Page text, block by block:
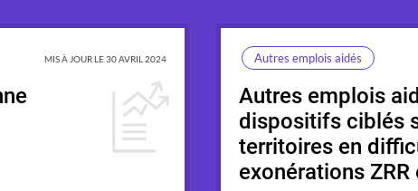
MIS À JOUR LE 30 AVRIL 2024
Autres emplois
dispositifs ciblés
territoires en
exonérations ZRR
Autres emplois aidés